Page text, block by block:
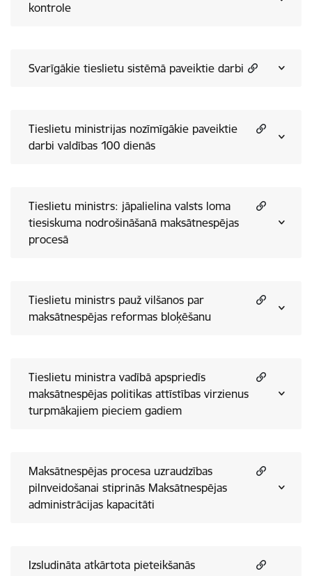
kontrole
Svarīgākie tieslietu sistēmā paveiktie darbi
Tieslietu ministrijas nozīmīgākie paveiktie
darbi valdības 100 dienās
Tieslietu ministrs: jāpalielina valsts loma
tiesiskuma nodrošināšanā maksātnespējas
procesā
Tieslietu ministrs pauž vilšanos par
maksātnespējas reformas bloķēšanu
Tieslietu ministra vadībā apspriedīs
maksātnespējas politikas attīstības virzienus
turpmākajiem pieciem gadiem
Maksātnespējas procesa uzraudzības
pilnveidošanai stiprinās Maksātnespējas
administrācijas kapacitāti
Izsludināta atkārtota pieteikšanās